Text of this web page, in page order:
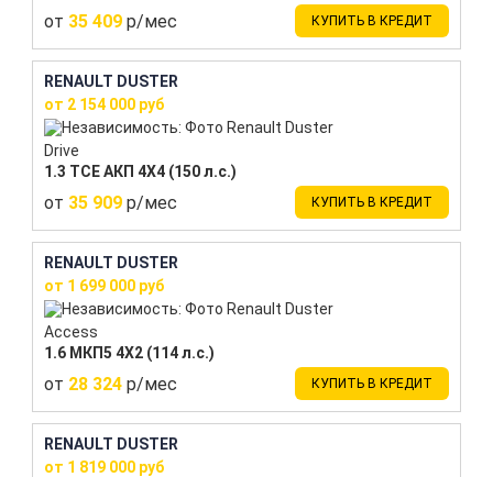
от 35 409 р/мес КУПИТЬ В КРЕДИТ
RENAULT DUSTER
от 2 154 000 руб
Drive
1.3 TCE АКП 4Х4 (150 л.с.)
от 35 909 р/мес КУПИТЬ В КРЕДИТ
RENAULT DUSTER
от 1 699 000 руб
Access
1.6 МКП5 4Х2 (114 л.с.)
от 28 324 р/мес КУПИТЬ В КРЕДИТ
RENAULT DUSTER
от 1 819 000 руб